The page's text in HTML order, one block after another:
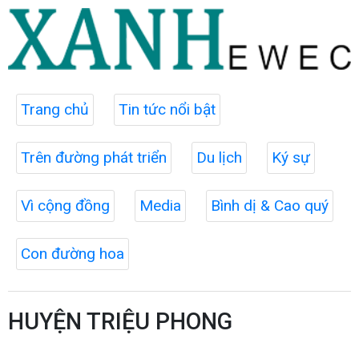
Trang chủ Tin tức nổi bật
Trên đường phát triển Du lịch Ký sự
Vì cộng đồng Media Bình dị & Cao quý
Con đường hoa
HUYỆN TRIỆU PHONG